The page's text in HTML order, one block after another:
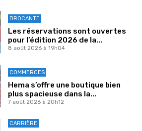
BROCANTE
Les réservations sont ouvertes
pour l’édition 2026 de la...
8 août 2026 à 19h04
COMMERCES
Hema s’offre une boutique bien
plus spacieuse dans la...
7 août 2026 à 20h12
CARRIÈRE